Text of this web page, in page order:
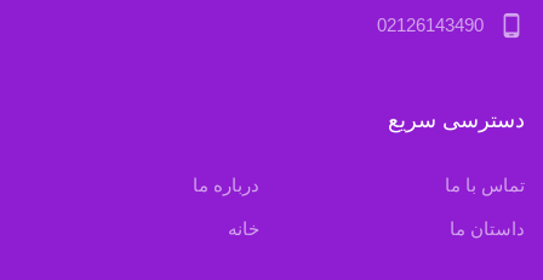
phone_android
02126143490
دسترسی سریع
تماس با ما درباره ما
داستان ما خانه